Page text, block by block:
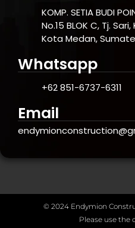
KOMP. SETIA BUDI
No.15 BLOK C, Tj.
Kota Medan,
Whatsapp
+62 851-6737-6311
Email
© 2024 Endymion
Please use the